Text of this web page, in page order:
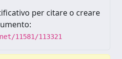
per citare o creare
11581/113321